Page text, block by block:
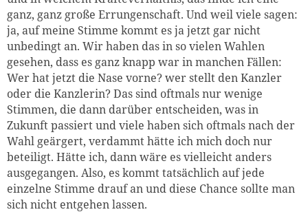
ganz, ganz große Errungenschaft. Und weil viele sagen:
ja, auf meine Stimme kommt es ja jetzt gar nicht
unbedingt an. Wir haben das in so vielen Wahlen
gesehen, dass es ganz knapp war in manchen Fällen:
Wer hat jetzt die Nase vorne? wer stellt den Kanzler
oder die Kanzlerin? Das sind oftmals nur wenige
Stimmen, die dann darüber entscheiden, was in
Zukunft passiert und viele haben sich oftmals nach der
Wahl geärgert, verdammt hätte ich mich doch nur
beteiligt. Hätte ich, dann wäre es vielleicht anders
ausgegangen. Also, es kommt tatsächlich auf jede
einzelne Stimme drauf an und diese Chance sollte man
sich nicht entgehen lassen.